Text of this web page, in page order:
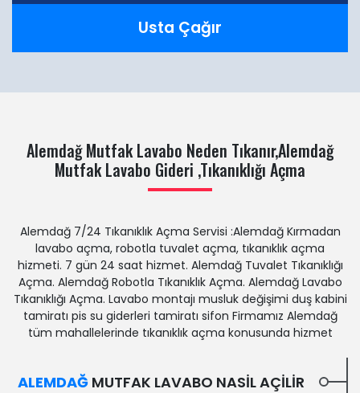
Usta Çağır
Alemdağ Mutfak Lavabo Neden Tıkanır,Alemdağ
Mutfak Lavabo Gideri ,Tıkanıklığı Açma
Alemdağ 7/24 Tıkanıklık Açma Servisi :Alemdağ Kırmadan
lavabo açma, robotla tuvalet açma, tıkanıklık açma
hizmeti. 7 gün 24 saat hizmet. Alemdağ Tuvalet Tıkanıklığı
Açma. Alemdağ Robotla Tıkanıklık Açma. Alemdağ Lavabo
Tıkanıklığı Açma. Lavabo montajı musluk değişimi duş kabini
tamiratı pis su giderleri tamiratı sifon Firmamız Alemdağ
tüm mahallelerinde tıkanıklık açma konusunda hizmet
ALEMDAĞ MUTFAK LAVABO NASIL AÇILIR